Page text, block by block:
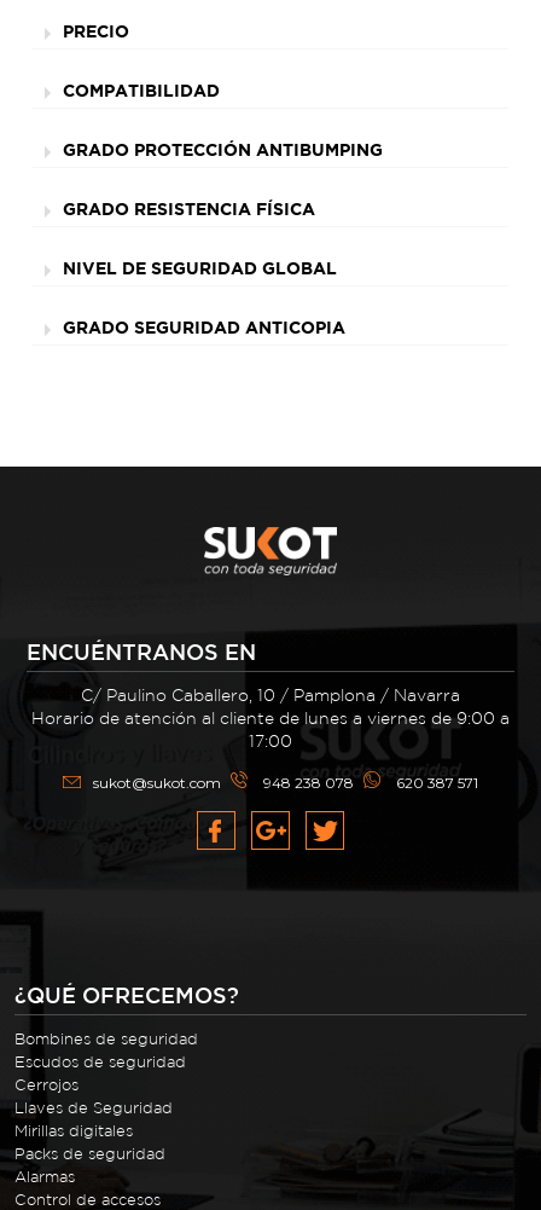
PRECIO
COMPATIBILIDAD
GRADO PROTECCIÓN ANTIBUMPING
GRADO RESISTENCIA FÍSICA
NIVEL DE SEGURIDAD GLOBAL
GRADO SEGURIDAD ANTICOPIA
ENCUÉNTRANOS EN
C/ Paulino Caballero, 10 / Pamplona / Navarra
Horario de atención al cliente de lunes a viernes de 9:00 a
17:00
sukot@sukot.com 948 238 078 620 387 571
¿QUÉ OFRECEMOS?
Bombines de seguridad
Escudos de seguridad
Cerrojos
Llaves de Seguridad
Mirillas digitales
Packs de seguridad
Alarmas
Control de accesos